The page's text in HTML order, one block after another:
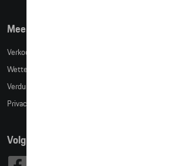
Meer info
Verkoopsvoorwaarden
Wettelijke bepalingen
Verduidelijking kledingmaten
Privacybeleid
Volg Ons